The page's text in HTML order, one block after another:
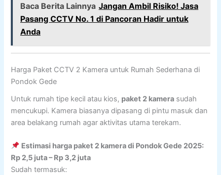
Baca Berita Lainnya Jangan Ambil Risiko! Jasa
Pasang CCTV No. 1 di Pancoran Hadir untuk
Anda
Harga Paket CCTV 2 Kamera untuk Rumah Sederhana di
Pondok Gede
Untuk rumah tipe kecil atau kios, paket 2 kamera sudah
mencukupi. Kamera biasanya dipasang di pintu masuk dan
area belakang rumah agar aktivitas utama terekam.
Estimasi harga paket 2 kamera di Pondok Gede 2025:
Rp 2,5 juta – Rp 3,2 juta
Sudah termasuk: